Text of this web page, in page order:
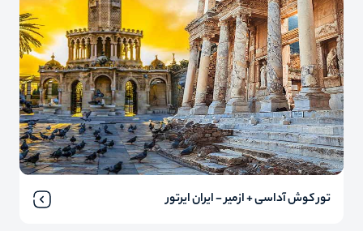
تور کوش آداسی + ازمیر - ایران ایرتور